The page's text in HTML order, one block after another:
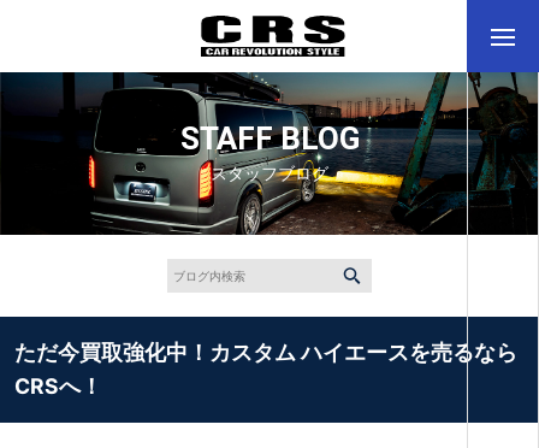
STAFF BLOG
スタッフブログ
ただ今買取強化中！カスタム ハイエースを売るなら
CRSへ！